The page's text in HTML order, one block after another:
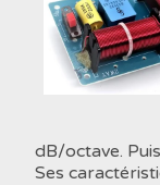
dB/octave.
Ses